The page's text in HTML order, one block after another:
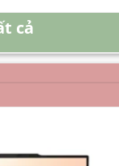
85,000,000 ₫. là:
cả